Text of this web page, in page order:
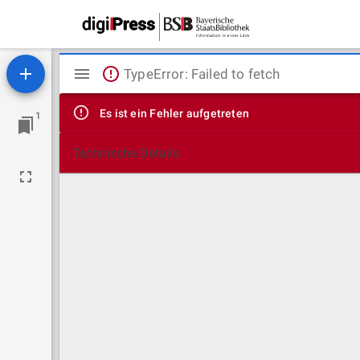
1
Mirador
Viewer
TypeError: Failed to fetch
Es ist ein Fehler aufgetreten
Technische Details